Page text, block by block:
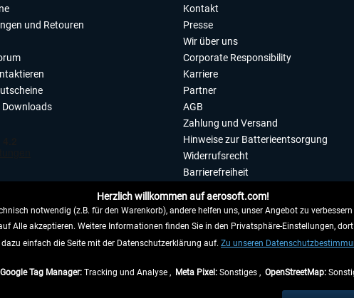
und Retouren
Downloads
WIDERRUFEN
Kontakt
Presse
Wir über uns
Corporate Responsibility
Karriere
Partner
AGB
Zahlung und Versand
Hinweise zur Batterieentsorgung
Widerrufsrecht
Barrierefreiheit
Impressum
, wenn nicht anders
Herzlich willkommen auf aerosoft.com!
notwendig (z.B. für den Warenkorb), andere helfen uns, unser Angebot zu
Alle akzeptieren. Weitere Informationen finden Sie in den Privatsphäre-Einstellungen,
dazu einfach die Seite mit der Datenschutzerklärung auf. Zu unseren
Google Tag Manager: Tracking und Analyse , Meta Pixel: Sonstiges , OpenStreetMap: